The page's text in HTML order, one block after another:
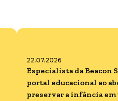
22.07.2026
Especialista da Beacon
portal educacional ao
preservar a infância em